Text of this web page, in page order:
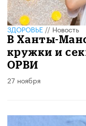
ЗДОРОВЬЕ//Новость
В Ханты-
кружки и
ОРВИ
27 ноября